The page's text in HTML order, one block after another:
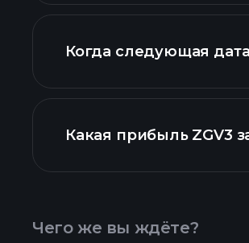
Когда следующая
Какая прибыль ZGV3
Чего же вы ждёте?